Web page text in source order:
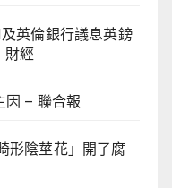
英倫銀行議息英鎊
財經
因 – 聯合報
形陰莖花」開了腐